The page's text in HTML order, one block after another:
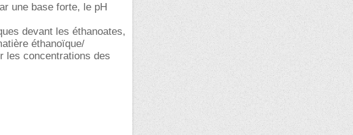
une base forte, le pH
devant les éthanoates,
éthanoïque/
les concentrations des